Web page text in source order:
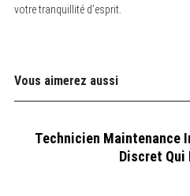
votre tranquillité d’esprit.
Vous aimerez aussi
Technicien Maintenance
Discret Qui